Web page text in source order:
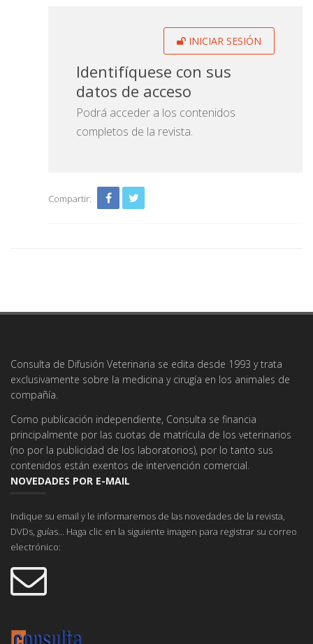
INICIAR SESIÓN
Identifíquese con sus
datos de acceso
Podrá acceder a los contenidos
completos de la revista.
Compartir:
Consulta de Difusión Veterinaria se edita desde 1993 y trata
exclusivamente sobre la medicina y cirugía en los animales de
compañía.
Como publicación independiente, Consulta se financia
principalmente por las cuotas de matrícula de los veterinarios
(no por la publicidad de los laboratorios), por lo tanto sus
contenidos están exentos de intervención comercial.
NOVEDADES POR E-MAIL
Indique su email y le informaremos de las novedades de la revista,
DVDs, guías... Haga clic en la siguiente imagen para registrar su correo
electrónico: